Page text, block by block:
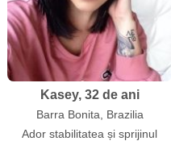
Kasey, 32 de ani
Barra Bonita, Brazilia
Ador stabilitatea și sprijinul